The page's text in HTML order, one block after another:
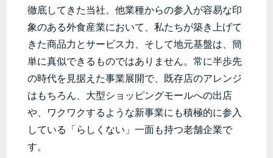
徹底してきた当社。他業種からの参入が容易な印
象のある外食産業において、私たちが築き上げて
きた商品力とサービス力、そして地元基盤は、簡
単に真似できるものではありません。常に半歩先
の時代を見据えた事業展開で、既存店のアレンジ
はもちろん、大型ショッピングモールへの出店
や、ワクワクするような新事業にも積極的に参入
している「らしくない」一面も持つ老舗企業で
す。